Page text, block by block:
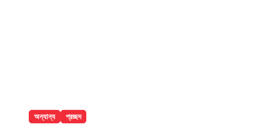
অন্যান্য প্রচ্ছদ